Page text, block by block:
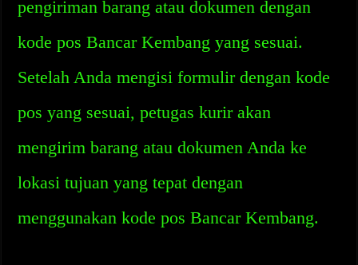
pengiriman barang atau dokumen dengan
kode pos Bancar Kembang yang sesuai.
Setelah Anda mengisi formulir dengan kode
pos yang sesuai, petugas kurir akan
mengirim barang atau dokumen Anda ke
lokasi tujuan yang tepat dengan
menggunakan kode pos Bancar Kembang.